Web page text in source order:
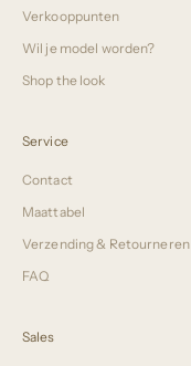
Verkooppunten
Wil je model worden?
Shop the look
Service
Contact
Maattabel
Verzending & Retourneren
FAQ
Sales